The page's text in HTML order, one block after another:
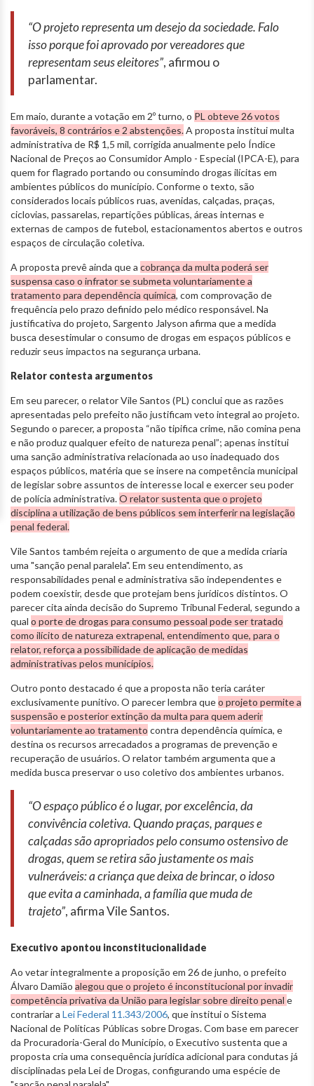
“O projeto representa um desejo da sociedade. Falo
isso porque foi aprovado por vereadores que
representam seus eleitores”, afirmou o
parlamentar.
Em maio, durante a votação em 2º turno, o PL obteve 26 votos
favoráveis, 8 contrários e 2 abstenções.A proposta institui multa
administrativa de R$ 1,5 mil, corrigida anualmente pelo Índice
Nacional de Preços ao Consumidor Amplo - Especial (IPCA-E), para
quem for flagrado portando ou consumindo drogas ilícitas em
ambientes públicos do município. Conforme o texto, são
considerados locais públicos ruas, avenidas, calçadas, praças,
ciclovias, passarelas, repartições públicas, áreas internas e
externas de campos de futebol, estacionamentos abertos e outros
espaços de circulação coletiva.
A proposta prevê ainda que a cobrança da multa poderá ser
suspensa caso o infrator se submeta voluntariamente a
tratamento para dependência química, com comprovação de
frequência pelo prazo definido pelo médico responsável. Na
justificativa do projeto, Sargento Jalyson afirma que a medida
busca desestimular o consumo de drogas em espaços públicos e
reduzir seus impactos na segurança urbana.
Relator contesta argumentos
Em seu parecer, o relator Vile Santos (PL) conclui que as razões
apresentadas pelo prefeito não justificam veto integral ao projeto.
Segundo o parecer, a proposta “não tipifica crime, não comina pena
e não produz qualquer efeito de natureza penal”; apenas institui
uma sanção administrativa relacionada ao uso inadequado dos
espaços públicos, matéria que se insere na competência municipal
de legislar sobre assuntos de interesse local e exercer seu poder
de polícia administrativa.O relator sustenta que o projeto
disciplina a utilização de bens públicos sem interferir na legislação
penal federal.
Vile Santos também rejeita o argumento de que a medida criaria
uma "sanção penal paralela". Em seu entendimento, as
responsabilidades penal e administrativa são independentes e
podem coexistir, desde que protejam bens jurídicos distintos. O
parecer cita ainda decisão do Supremo Tribunal Federal, segundo a
qual o porte de drogas para consumo pessoal pode ser tratado
como ilícito de natureza extrapenal, entendimento que, para o
relator, reforça a possibilidade de aplicação de medidas
administrativas pelos municípios.
Outro ponto destacado é que a proposta não teria caráter
exclusivamente punitivo. O parecer lembra queo projeto permite a
suspensão e posterior extinção da multa para quem aderir
voluntariamente ao tratamento contra dependência química, e
destina os recursos arrecadados a programas de prevenção e
recuperação de usuários. O relator também argumenta que a
medida busca preservar o uso coletivo dos ambientes urbanos.
“O espaço público é o lugar, por excelência, da
convivência coletiva. Quando praças, parques e
calçadas são apropriados pelo consumo ostensivo de
drogas, quem se retira são justamente os mais
vulneráveis: a criança que deixa de brincar, o idoso
que evita a caminhada, a família que muda de
trajeto”, afirma Vile Santos.
Executivo apontou inconstitucionalidade
Ao vetar integralmente a proposição em 26 de junho, o prefeito
Álvaro Damião alegou que o projeto é inconstitucional por invadir
competência privativa da União para legislar sobre direito penal e
contrariar a Lei Federal 11.343/2006, que institui o Sistema
Nacional de Políticas Públicas sobre Drogas. Com base em parecer
da Procuradoria-Geral do Município, o Executivo sustenta que a
proposta cria uma consequência jurídica adicional para condutas já
disciplinadas pela Lei de Drogas, configurando uma espécie de